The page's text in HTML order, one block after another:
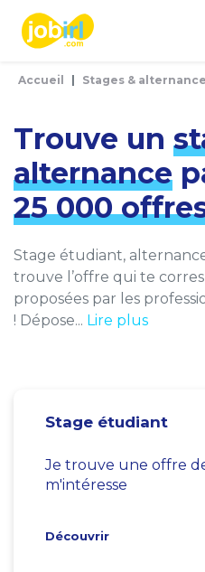
Accueil Stages & alternance
Trouve un
alternance
25 000
Stage étudiant,
trouve l’offre qui te
proposées par les
! Dépose... Lire plus
Stage étudiant
Je trouve une offre
m'intéresse
Découvrir
Panneau de gestion des